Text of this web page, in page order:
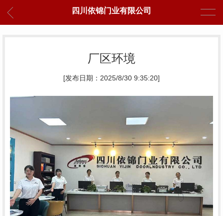
四川依锦门业有限公司
厂区环境
[发布日期：2025/8/30 9:35:20]